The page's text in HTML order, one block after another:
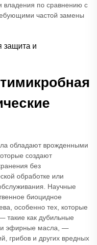
владения по сравнению с
частой замены
обладают врожденными
создают
без
обработке или
Научные
биоцидное
особенно тех, которые
такие как дубильные
и эфирные масла, —
грибов и других вредных